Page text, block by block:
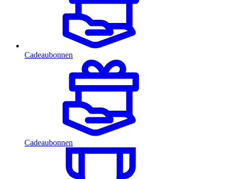
Cadeaubonnen
Cadeaubonnen